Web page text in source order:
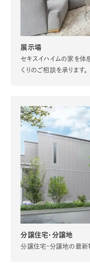
展示場
セキスイハイムの家を体
くりのご相談を承ります。
分譲住宅・分譲地
分譲住宅・分譲地の最新